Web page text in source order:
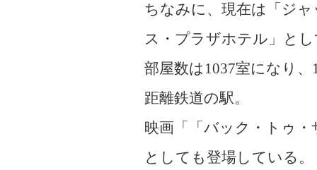
ちなみに、現在は「ジ
ス・プラザホテル」と
部屋数は1037室になり
距離鉄道の駅。
映画「「バック・トゥ
としても登場している。